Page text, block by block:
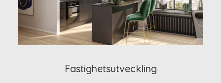
Fastighetsutveckling